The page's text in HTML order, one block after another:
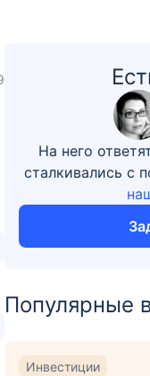
На него
сталкивались с
Популярные
Инвестиции